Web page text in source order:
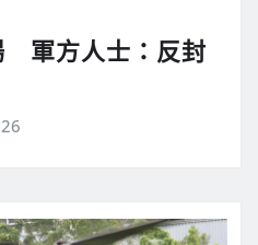
軍方人士：反封